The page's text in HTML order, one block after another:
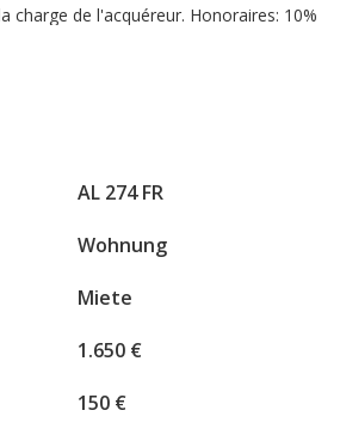
charge de l'acquéreur. Honoraires: 10%
AL 274 FR
Wohnung
Miete
1.650 €
150 €